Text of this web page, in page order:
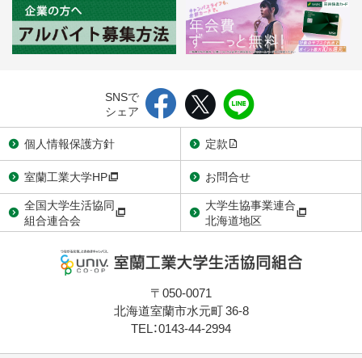
SNSで
シェア
個人情報保護方針
定款
室蘭工業大学HP
お問合せ
全国大学生活協同
組合連合会
大学生協事業連合
北海道地区
〒050-0071
北海道室蘭市水元町 36-8
TEL：0143-44-2994